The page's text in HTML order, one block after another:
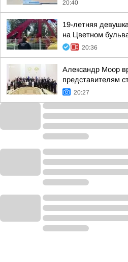
20:40
19-летняя
на Цветном
20:36
Александр Моор
представителям
20:27